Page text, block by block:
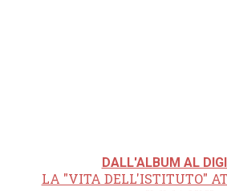
DALL'ALBUM AL
LA "VITA DELL'ISTITUTO"